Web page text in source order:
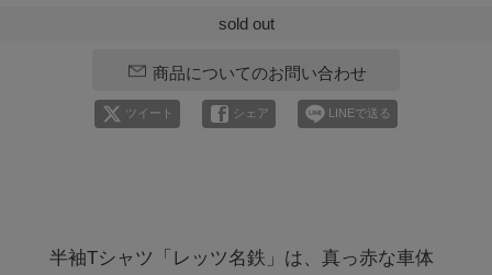
sold out
商品についてのお問い合わせ
ツイート シェア LINEで送る
半袖Tシャツ「レッツ名鉄」は、真っ赤な車体